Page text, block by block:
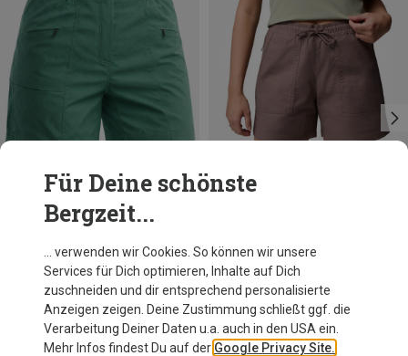
Damen Sierra 2.0 Shorts
L
Für Deine schönste
Bergzeit...
… verwenden wir Cookies. So können wir unsere
Services für Dich optimieren, Inhalte auf Dich
zuschneiden und dir entsprechend personalisierte
Anzeigen zeigen. Deine Zustimmung schließt ggf. die
Verarbeitung Deiner Daten u.a. auch in den USA ein.
Mehr Infos findest Du auf der Google Privacy Site.